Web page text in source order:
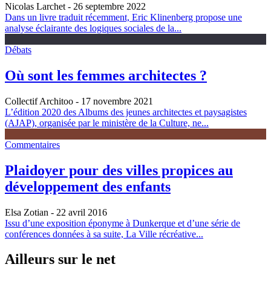
Nicolas Larchet - 26 septembre 2022
Dans un livre traduit récemment, Eric Klinenberg propose une
analyse éclairante des logiques sociales de la...
Débats
Où sont les femmes architectes ?
Collectif Architoo - 17 novembre 2021
L’édition 2020 des Albums des jeunes architectes et paysagistes
(AJAP), organisée par le ministère de la Culture, ne...
Commentaires
Plaidoyer pour des villes propices au
développement des enfants
Elsa Zotian - 22 avril 2016
Issu d’une exposition éponyme à Dunkerque et d’une série de
conférences données à sa suite, La Ville récréative...
Ailleurs sur le net